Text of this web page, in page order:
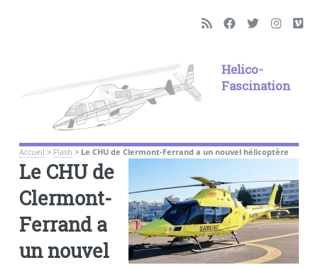
Helico-
Fascination
Accueil > Flash > Le CHU de Clermont-Ferrand a un nouvel hélicoptère
Le CHU de
Clermont-
Ferrand a
un nouvel